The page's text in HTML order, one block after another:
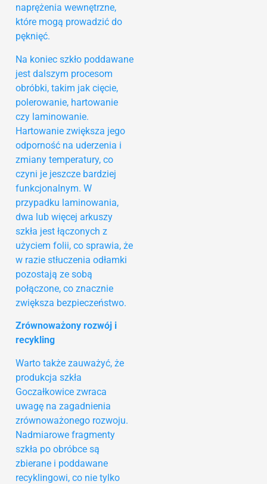
naprężenia wewnętrzne,
które mogą prowadzić do
pęknięć.
Na koniec szkło poddawane
jest dalszym procesom
obróbki, takim jak cięcie,
polerowanie, hartowanie
czy laminowanie.
Hartowanie zwiększa jego
odporność na uderzenia i
zmiany temperatury, co
czyni je jeszcze bardziej
funkcjonalnym. W
przypadku laminowania,
dwa lub więcej arkuszy
szkła jest łączonych z
użyciem folii, co sprawia, że
w razie stłuczenia odłamki
pozostają ze sobą
połączone, co znacznie
zwiększa bezpieczeństwo.
Zrównoważony rozwój i
recykling
Warto także zauważyć, że
produkcja szkła
Goczałkowice zwraca
uwagę na zagadnienia
zrównoważonego rozwoju.
Nadmiarowe fragmenty
szkła po obróbce są
zbierane i poddawane
recyklingowi, co nie tylko